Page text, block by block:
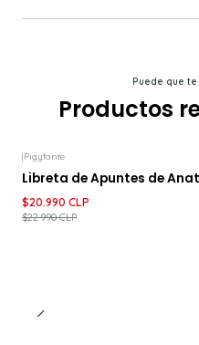
Puede que
Productos
-9% DESCUENTO
|Pigyfante
Libreta de Apuntes de
$20.990 CLP
$22.990 CLP